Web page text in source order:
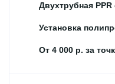
Двухтрубная
Установка
От 4 000 р. за